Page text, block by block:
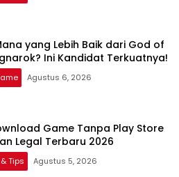
yang Lebih Baik dari God of
Ini Kandidat Terkuatnya!
Agustus 6, 2026
Game Tanpa Play Store
Legal Terbaru 2026
Tips Agustus 5, 2026